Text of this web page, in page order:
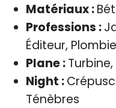
Matériaux :
Professions :
Éditeur,
Plane :
Night :
Ténèbres